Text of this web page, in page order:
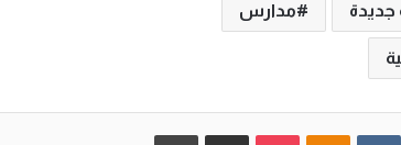
مدارس
‏VKontakte بوكيت